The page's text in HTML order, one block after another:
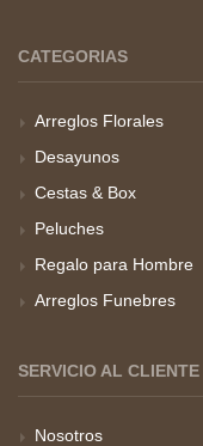
CATEGORIAS
Arreglos Florales
Desayunos
Cestas & Box
Peluches
Regalo para Hombre
Arreglos Funebres
SERVICIO AL CLIENTE
Nosotros